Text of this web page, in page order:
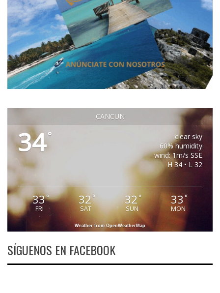
CANCUN
34°
clear sky
60% humidity
wind: 1m/s SSE
H 34 • L 32
33°
FRI
32°
SAT
32°
SUN
33°
MON
Weather from OpenWeatherMap
SÍGUENOS EN FACEBOOK